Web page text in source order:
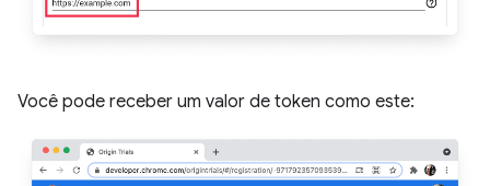
Você pode receber um valor de token como este: